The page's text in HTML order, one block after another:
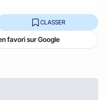
CLASSER
favori sur Google